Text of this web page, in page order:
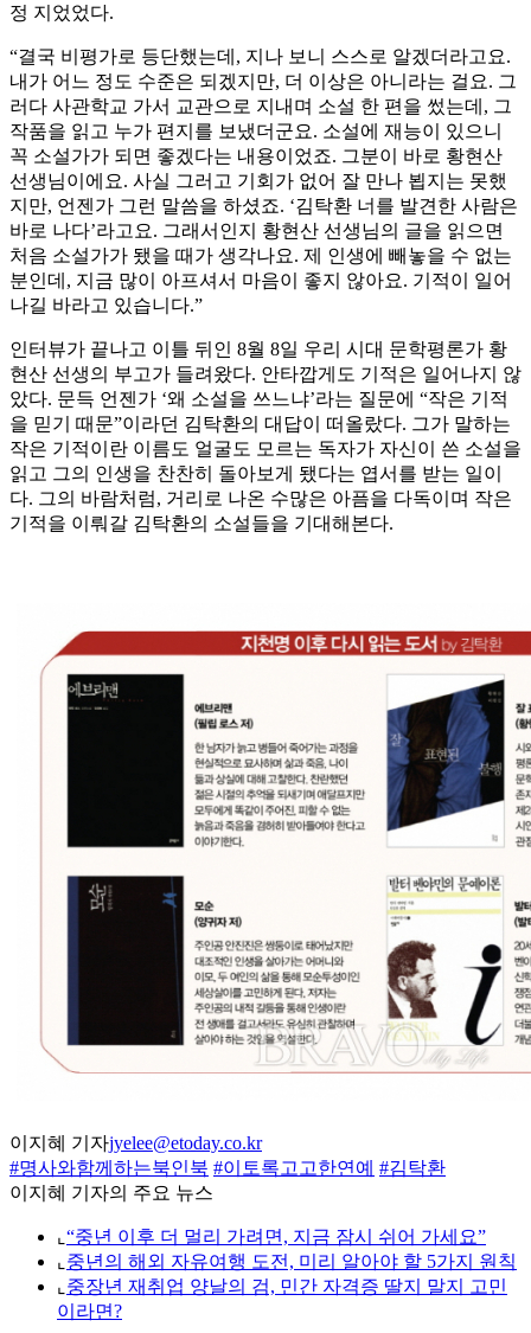
정 지었었다.
“결국 비평가로 등단했는데, 지나 보니 스스로 알겠더라고요.
내가 어느 정도 수준은 되겠지만, 더 이상은 아니라는 걸요. 그
러다 사관학교 가서 교관으로 지내며 소설 한 편을 썼는데, 그
작품을 읽고 누가 편지를 보냈더군요. 소설에 재능이 있으니
꼭 소설가가 되면 좋겠다는 내용이었죠. 그분이 바로 황현산
선생님이에요. 사실 그러고 기회가 없어 잘 만나 뵙지는 못했
지만, 언젠가 그런 말씀을 하셨죠. ‘김탁환 너를 발견한 사람은
바로 나다’라고요. 그래서인지 황현산 선생님의 글을 읽으면
처음 소설가가 됐을 때가 생각나요. 제 인생에 빼놓을 수 없는
분인데, 지금 많이 아프셔서 마음이 좋지 않아요. 기적이 일어
나길 바라고 있습니다.”
인터뷰가 끝나고 이틀 뒤인 8월 8일 우리 시대 문학평론가 황
현산 선생의 부고가 들려왔다. 안타깝게도 기적은 일어나지 않
았다. 문득 언젠가 ‘왜 소설을 쓰느냐’라는 질문에 “작은 기적
을 믿기 때문”이라던 김탁환의 대답이 떠올랐다. 그가 말하는
작은 기적이란 이름도 얼굴도 모르는 독자가 자신이 쓴 소설을
읽고 그의 인생을 찬찬히 돌아보게 됐다는 엽서를 받는 일이
다. 그의 바람처럼, 거리로 나온 수많은 아픔을 다독이며 작은
기적을 이뤄갈 김탁환의 소설들을 기대해본다.
이지혜 기자jyelee@etoday.co.kr
#명사와함께하는북인북 #이토록고고한연예 #김탁환
이지혜 기자의 주요 뉴스
⌞ “중년 이후 더 멀리 가려면, 지금 잠시 쉬어 가세요”
⌞ 중년의 해외 자유여행 도전, 미리 알아야 할 5가지 원칙
⌞ 중장년 재취업 양날의 검, 민간 자격증 딸지 말지 고민
이라면?